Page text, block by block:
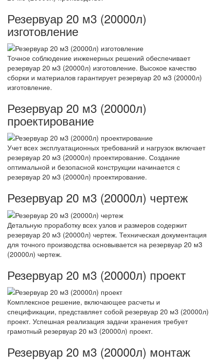
Резервуар 20 м3 (20000л)
изготовление
Точное соблюдение инженерных решений обеспечивает
резервуар 20 м3 (20000л) изготовление. Высокое качество
сборки и материалов гарантирует резервуар 20 м3 (20000л)
изготовление.
Резервуар 20 м3 (20000л)
проектирование
Учет всех эксплуатационных требований и нагрузок включает
резервуар 20 м3 (20000л) проектирование. Создание
оптимальной и безопасной конструкции начинается с
резервуар 20 м3 (20000л) проектирование.
Резервуар 20 м3 (20000л) чертеж
Детальную проработку всех узлов и размеров содержит
резервуар 20 м3 (20000л) чертеж. Техническая документация
для точного производства основывается на резервуар 20 м3
(20000л) чертеж.
Резервуар 20 м3 (20000л) проект
Комплексное решение, включающее расчеты и
спецификации, представляет собой резервуар 20 м3 (20000л)
проект. Успешная реализация задачи хранения требует
грамотный резервуар 20 м3 (20000л) проект.
Резервуар 20 м3 (20000л) монтаж